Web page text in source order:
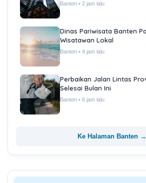
Banten • 2 jam lalu
Dinas Pariwisata Banten
Wisatawan Lokal
Banten • 4 jam lalu
Perbaikan Jalan Lintas
Selesai Bulan Ini
Banten • 6 jam lalu
Ke Halaman Banten →